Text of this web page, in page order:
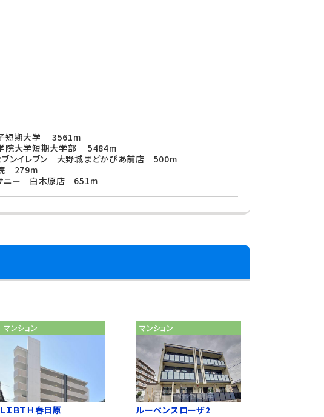
短期大学 3561m
院大学短期大学部 5484m
ブンイレブン 大野城まどかぴあ前店 500m
279m
ニー 白木原店 651m
マンション
ＬＩＢＴＨ春日原
マンション
ルーベンスローザ2